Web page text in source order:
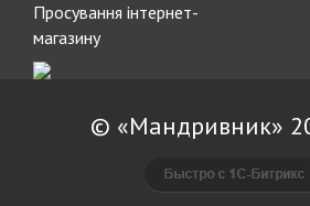
Просування інтернет-
магазину
© «Мандривник»